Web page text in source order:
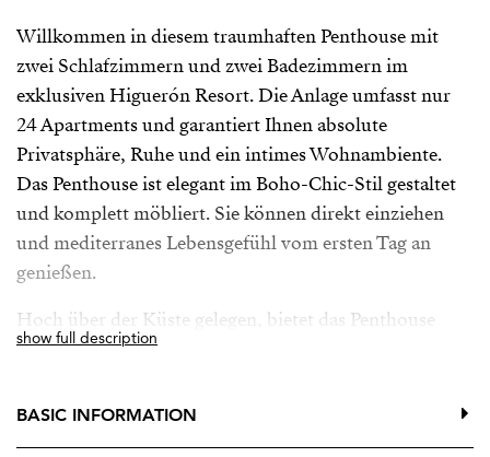
Willkommen in diesem traumhaften Penthouse mit
zwei Schlafzimmern und zwei Badezimmern im
exklusiven Higuerón Resort. Die Anlage umfasst nur
24 Apartments und garantiert Ihnen absolute
Privatsphäre, Ruhe und ein intimes Wohnambiente.
Das Penthouse ist elegant im Boho-Chic-Stil gestaltet
und komplett möbliert. Sie können direkt einziehen
und mediterranes Lebensgefühl vom ersten Tag an
genießen.
Hoch über der Küste gelegen, bietet das Penthouse
einen atemberaubenden Panoramablick auf das Meer
am besten von der großzügigen, 31 m² großen
show full description
BASIC INFORMATION